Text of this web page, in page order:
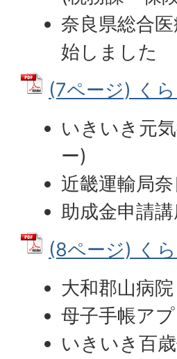
奈良県総合
始しました
(7ページ) く
いきいき元
ー)
近畿運輸局
助成金申請
(8ページ) く
大和郡山病
母子手帳ア
いきいき百